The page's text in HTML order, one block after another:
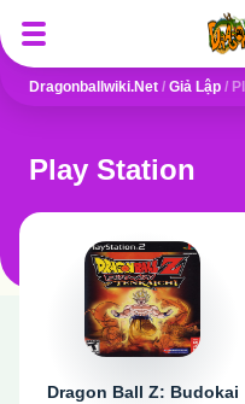
Dragonballwiki.net / Giả Lập /
Play Station
Dragon Ball Z: Budokai